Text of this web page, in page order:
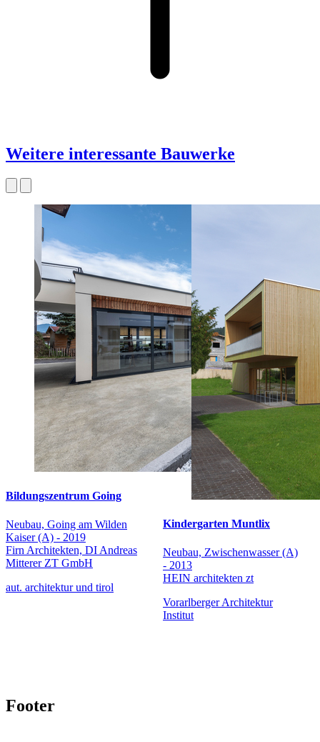
Weitere interessante Bauwerke
Bildungszentrum Going
Neubau, Going am Wilden
Kaiser (A) - 2019
Firn Architekten, DI Andreas
Mitterer ZT GmbH
aut. architektur und tirol
Kindergarten Muntlix
Neubau, Zwischenwasser (A)
- 2013
HEIN architekten zt
Vorarlberger Architektur
Institut
Footer